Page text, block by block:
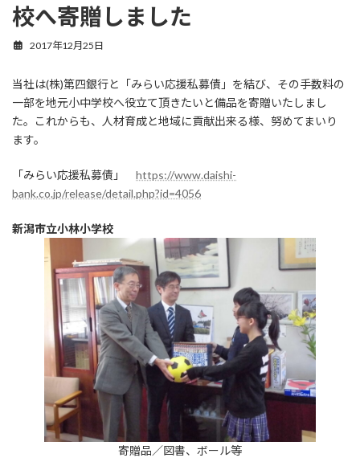
校へ寄贈しました
2017年12月25日
当社は(株)第四銀行と「みらい応援私募債」を結び、その手数料の
一部を地元小中学校へ役立て頂きたいと備品を寄贈いたしまし
た。これからも、人材育成と地域に貢献出来る様、努めてまいり
ます。
「みらい応援私募債」 https://www.daishi-
bank.co.jp/release/detail.php?id=4056
新潟市立小林小学校
寄贈品／図書、ボール等